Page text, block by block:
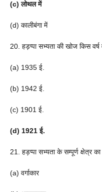
(c) लोथल में
(d) कालीबंगा में
20. हड़प्पा सभ्यता की खोज किस
(a) 1935 ई.
(b) 1942 ई.
(c) 1901 ई.
(d) 1921 ई.
21. हड़प्पा सभ्यता के सम्पूर्ण क्षेत्र
(a) वर्गाकार